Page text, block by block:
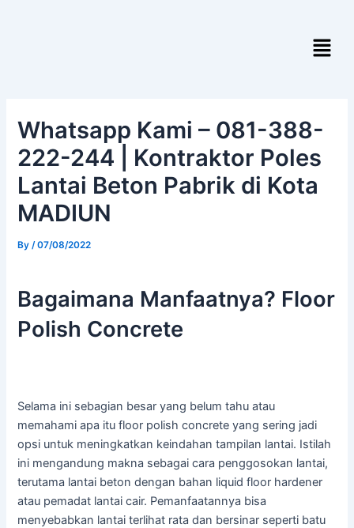
Menu
Whatsapp Kami – 081-388-
222-244 | Kontraktor Poles
Lantai Beton Pabrik di Kota
MADIUN
By/07/08/2022
Bagaimana Manfaatnya? Floor
Polish Concrete
Selama ini sebagian besar yang belum tahu atau
memahami apa itu floor polish concrete yang sering jadi
opsi untuk meningkatkan keindahan tampilan lantai. Istilah
ini mengandung makna sebagai cara penggosokan lantai,
terutama lantai beton dengan bahan liquid floor hardener
atau pemadat lantai cair. Pemanfaatannya bisa
menyebabkan lantai terlihat rata dan bersinar seperti batu